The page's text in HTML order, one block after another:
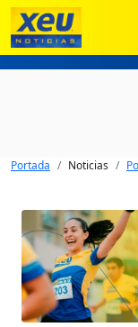
Portada Noticias